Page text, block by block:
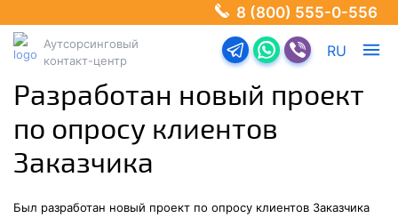
8 (800) 555-0-556
Аутсорсинговый
контакт-центр
Перейти в телеграм-
Перейти в Ватсап
Перейти в
RU
Разработан новый проект
по опросу клиентов
Заказчика
Был разработан новый проект по опросу клиентов Заказчика